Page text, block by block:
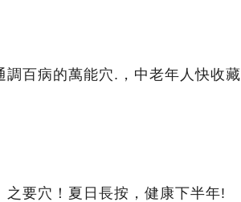
調百病的萬能穴.，中老年人快收藏
要穴！夏日長按，健康下半年!